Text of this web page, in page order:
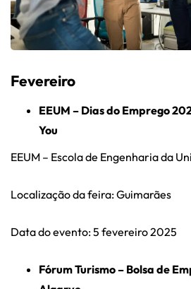
Fevereiro
EEUM – Dias do Emprego
You
EEUM – Escola de Engenharia da
Localização da feira: Guimarães
Data do evento: 5 fevereiro 2025
Fórum Turismo – Bolsa de